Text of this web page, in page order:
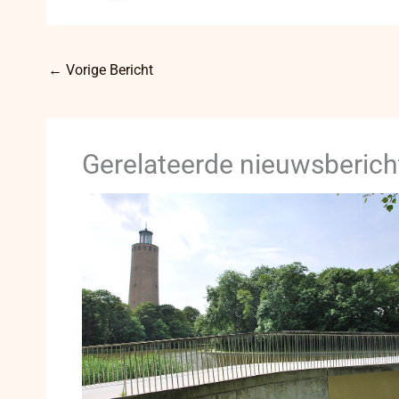
← Vorige Bericht
Gerelateerde